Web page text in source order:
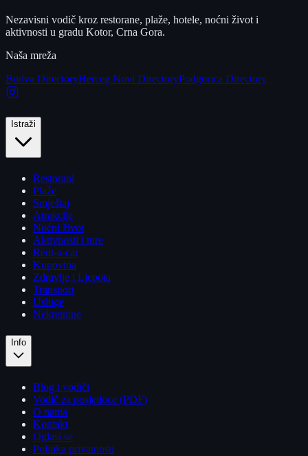
Nezavisni vodič kroz restorane, plaže, hotele, noćni život i
aktivnosti u gradu Kotor, Crna Gora.
Naša mreža
Budva DirectoryHerceg Novi DirectoryPodgorica Directory
Istraži
Restorani
Plaže
Smještaj
Atrakcije
Noćni život
Aktivnosti i ture
Rent-a-car
Kupovina
Zdravlje i Ljepota
Transport
Usluge
Nekretnine
Info
Blog i vodiči
Vodič za posjetioce (PDF)
O nama
Kontakt
Oglasi se
Politika privatnosti